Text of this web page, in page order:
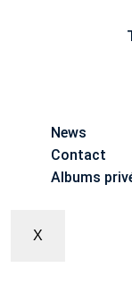
News
Contact
Albums
X